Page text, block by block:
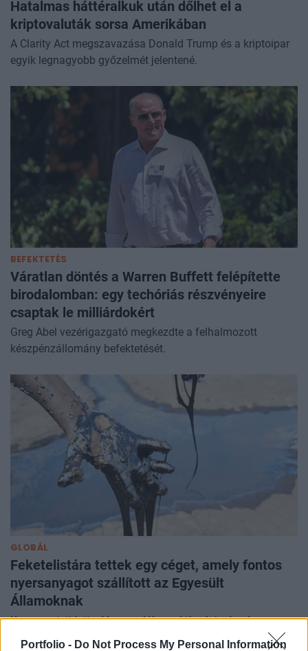
Portfolio - Do Not Process My Personal Information
Hatalmas háttéralkuk után dőlhet el a
kriptovaluták sorsa Amerikában
A Clarity Act megszavazása Donald Trump és a kriptoipar
egyik legnagyobb győzelmét jelentené.
BEFEKTETÉS
Váratlan döntés a Warren Buffett felépítette
birodalomban: egy techóriás részvényeire
csaptak le milliárdokért
Greg Abel vezérigazgató megkezdte a felhalmozott
készpénzállomány befektetését.
GLOBÁL
Feketelistára tettek egy céget, amely fontos
nyersanyagot szállított az Egyesült
Államoknak
Kegyvesztett lett a Venezuelában aktív olajmágnás.